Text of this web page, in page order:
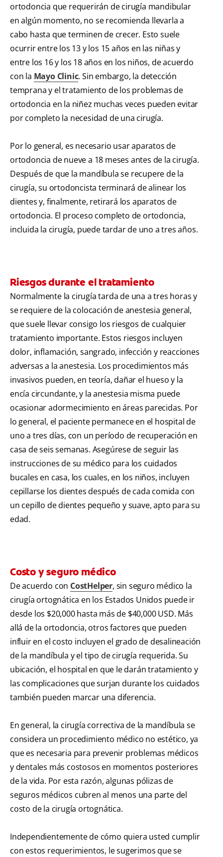
ortodoncia que requerirán de cirugía mandibular
en algún momento, no se recomienda llevarla a
cabo hasta que terminen de crecer. Esto suele
ocurrir entre los 13 y los 15 años en las niñas y
entre los 16 y los 18 años en los niños, de acuerdo
con la Mayo Clinic. Sin embargo, la detección
temprana y el tratamiento de los problemas de
ortodoncia en la niñez muchas veces pueden evitar
por completo la necesidad de una cirugía.
Por lo general, es necesario usar aparatos de
ortodoncia de nueve a 18 meses antes de la cirugía.
Después de que la mandíbula se recupere de la
cirugía, su ortodoncista terminará de alinear los
dientes y, finalmente, retirará los aparatos de
ortodoncia. El proceso completo de ortodoncia,
incluida la cirugía, puede tardar de uno a tres años.
Riesgos durante el tratamiento
Normalmente la cirugía tarda de una a tres horas y
se requiere de la colocación de anestesia general,
que suele llevar consigo los riesgos de cualquier
tratamiento importante. Estos riesgos incluyen
dolor, inflamación, sangrado, infección y reacciones
adversas a la anestesia. Los procedimientos más
invasivos pueden, en teoría, dañar el hueso y la
encía circundante, y la anestesia misma puede
ocasionar adormecimiento en áreas parecidas. Por
lo general, el paciente permanece en el hospital de
uno a tres días, con un período de recuperación en
casa de seis semanas. Asegúrese de seguir las
instrucciones de su médico para los cuidados
bucales en casa, los cuales, en los niños, incluyen
cepillarse los dientes después de cada comida con
un cepillo de dientes pequeño y suave, apto para su
edad.
Costo y seguro médico
De acuerdo con CostHelper, sin seguro médico la
cirugía ortognática en los Estados Unidos puede ir
desde los $20,000 hasta más de $40,000 USD. Más
allá de la ortodoncia, otros factores que pueden
influir en el costo incluyen el grado de desalineación
de la mandíbula y el tipo de cirugía requerida. Su
ubicación, el hospital en que le darán tratamiento y
las complicaciones que surjan durante los cuidados
también pueden marcar una diferencia.
En general, la cirugía correctiva de la mandíbula se
considera un procedimiento médico no estético, ya
que es necesaria para prevenir problemas médicos
y dentales más costosos en momentos posteriores
de la vida. Por esta razón, algunas pólizas de
seguros médicos cubren al menos una parte del
costo de la cirugía ortognática.
Independientemente de cómo quiera usted cumplir
con estos requerimientos, le sugerimos que se